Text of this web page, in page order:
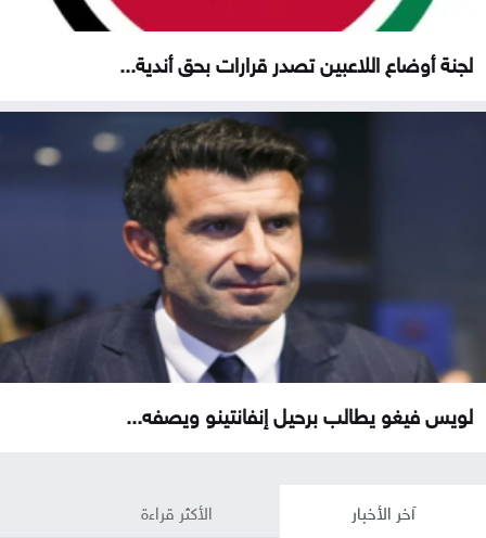
لجنة أوضاع اللاعبين تصدر قرارات بحق أندية...
لويس فيغو يطالب برحيل إنفانتينو ويصفه...
آخر الأخبار الأكثر قراءة